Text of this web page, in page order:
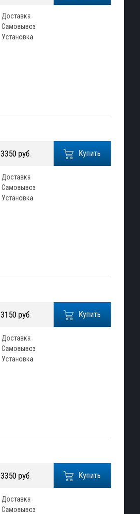
Доставка
Самовывоз
Установка
Купить
3350 руб.
Доставка
Самовывоз
Установка
Купить
3150 руб.
Доставка
Самовывоз
Установка
Купить
3350 руб.
Доставка
Самовывоз